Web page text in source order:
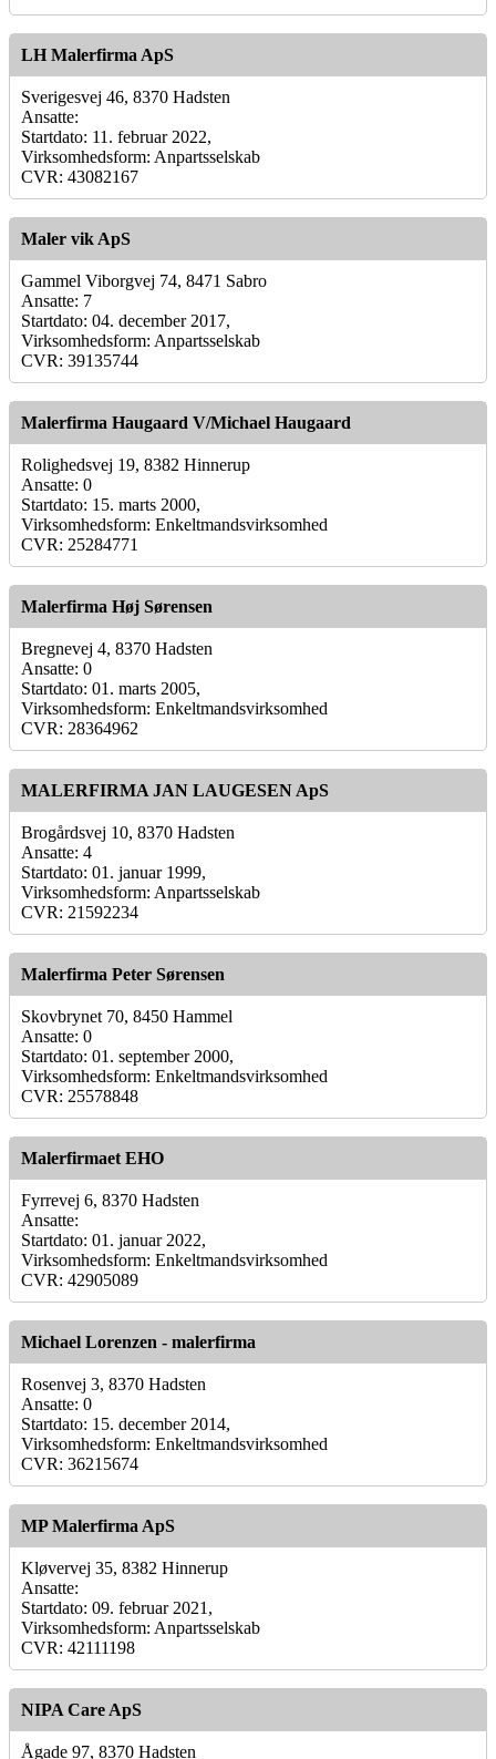
LH Malerfirma ApS
Sverigesvej 46, 8370 Hadsten
Ansatte:
Startdato: 11. februar 2022,
Virksomhedsform: Anpartsselskab
CVR: 43082167
Maler vik ApS
Gammel Viborgvej 74, 8471 Sabro
Ansatte: 7
Startdato: 04. december 2017,
Virksomhedsform: Anpartsselskab
CVR: 39135744
Malerfirma Haugaard V/Michael Haugaard
Rolighedsvej 19, 8382 Hinnerup
Ansatte: 0
Startdato: 15. marts 2000,
Virksomhedsform: Enkeltmandsvirksomhed
CVR: 25284771
Malerfirma Høj Sørensen
Bregnevej 4, 8370 Hadsten
Ansatte: 0
Startdato: 01. marts 2005,
Virksomhedsform: Enkeltmandsvirksomhed
CVR: 28364962
MALERFIRMA JAN LAUGESEN ApS
Brogårdsvej 10, 8370 Hadsten
Ansatte: 4
Startdato: 01. januar 1999,
Virksomhedsform: Anpartsselskab
CVR: 21592234
Malerfirma Peter Sørensen
Skovbrynet 70, 8450 Hammel
Ansatte: 0
Startdato: 01. september 2000,
Virksomhedsform: Enkeltmandsvirksomhed
CVR: 25578848
Malerfirmaet EHO
Fyrrevej 6, 8370 Hadsten
Ansatte:
Startdato: 01. januar 2022,
Virksomhedsform: Enkeltmandsvirksomhed
CVR: 42905089
Michael Lorenzen - malerfirma
Rosenvej 3, 8370 Hadsten
Ansatte: 0
Startdato: 15. december 2014,
Virksomhedsform: Enkeltmandsvirksomhed
CVR: 36215674
MP Malerfirma ApS
Kløvervej 35, 8382 Hinnerup
Ansatte:
Startdato: 09. februar 2021,
Virksomhedsform: Anpartsselskab
CVR: 42111198
NIPA Care ApS
Ågade 97, 8370 Hadsten